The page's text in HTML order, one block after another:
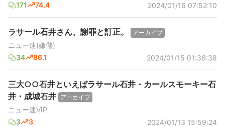
171
74.4 2024/01/16 07:52:10
ラサール石井さん、謝罪と訂正。 アーカイブ
ニュー速(嫌儲)
34
86.1 2024/01/15 01:36:38
三大○○石井といえばラサール石井・カールスモーキー石
井・成城石井 アーカイブ
ニュー速VIP
3
3 2024/01/13 15:59:24